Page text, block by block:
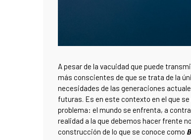
A pesar de la vacuidad que puede
más conscientes de que se trata de la
necesidades de las generaciones
futuras. Es en este contexto en el que
problema: el mundo se enfrenta, a
realidad a la que debemos hacer frente
construcción de lo que se conoce como